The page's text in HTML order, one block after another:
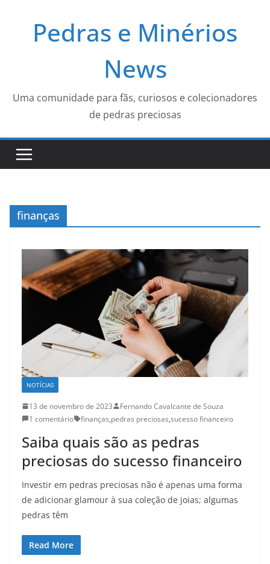
Pedras e Minérios
News
Uma comunidade para fãs, curiosos e colecionadores
de pedras preciosas
finanças
NOTÍCIAS
13 de novembro de 2023
Fernando Cavalcante de Souza
1 comentário
finanças,pedras preciosas,sucesso financeiro
Saiba quais são as pedras
preciosas do sucesso financeiro
Investir em pedras preciosas não é apenas uma forma
de adicionar glamour à sua coleção de joias; algumas
pedras têm
Read More